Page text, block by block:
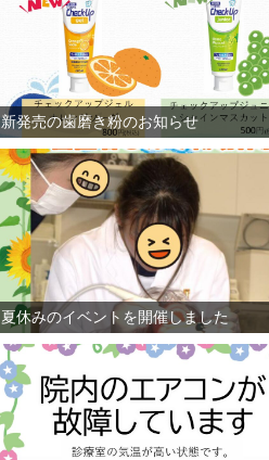
新発売の歯磨き粉のお知らせ
夏休みのイベントを開催しました